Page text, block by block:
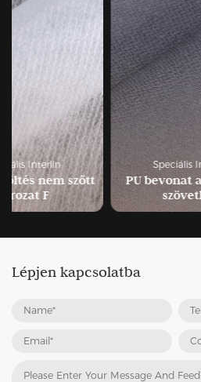
Speciális Interlin
PU bevonat a speciális
szövethez
Lépjen kapcsolatba